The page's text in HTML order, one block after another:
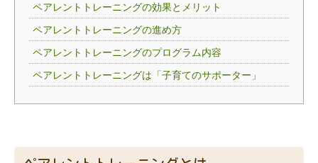
ペアレントトレーニングの効果とメリット
ペアレントトレーニングの進め方
ペアレントトレーニングのプログラム内容
ペアレントトレーニングは「子育てのサポーター」